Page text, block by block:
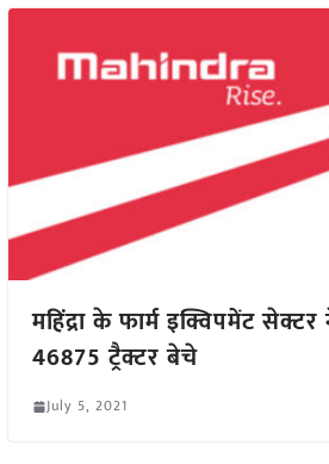
महिंद्रा के फार्म इक्विपमेंट
46875 ट्रैक्टर बेचे
July 5, 2021